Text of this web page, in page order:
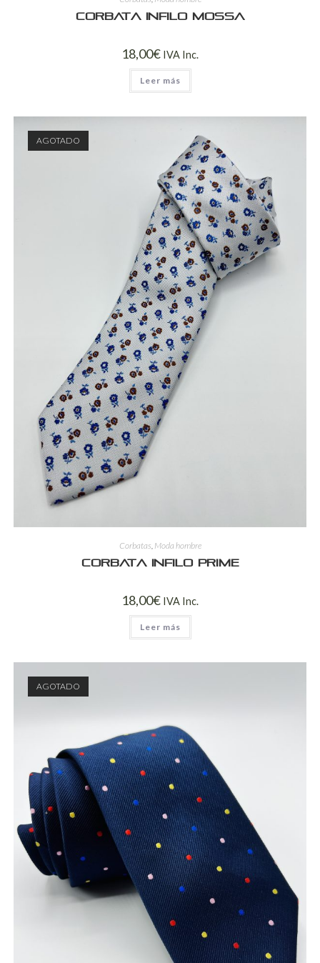
Corbata Infilo Mossa
18,00€ IVA Inc.
Leer más
AGOTADO
Corbatas Moda hombre
Corbata Infilo Prime
18,00€ IVA Inc.
Leer más
AGOTADO